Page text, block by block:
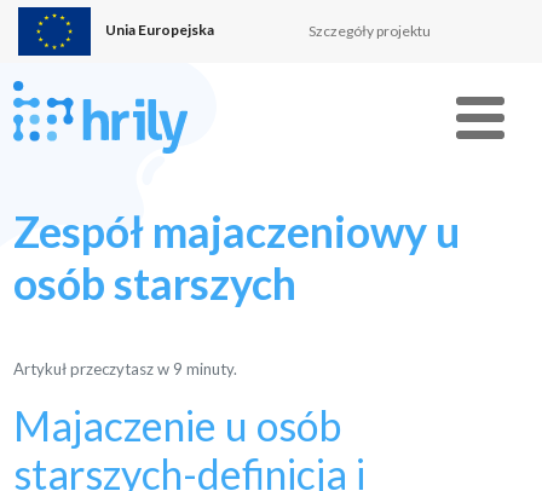
Unia Europejska Szczegóły projektu
Menu
Zespół majaczeniowy u
osób starszych
Artykuł przeczytasz w 9 minuty.
Majaczenie u osób
starszych-definicja i